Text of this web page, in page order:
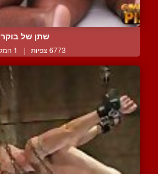
שתן של בוקר
6773 צפיות | 1 המלצות